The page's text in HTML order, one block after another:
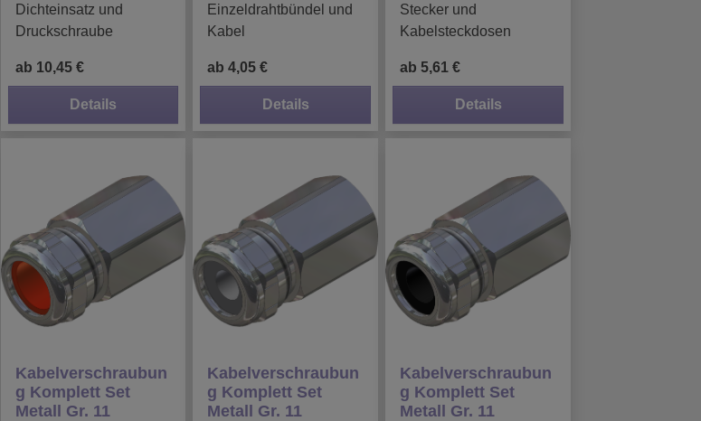
Dichteinsatz und
Druckschraube
ab 10,45 €
Details
Einzeldrahtbündel und
Kabel
ab 4,05 €
Details
Stecker und
Kabelsteckdosen
ab 5,61 €
Details
Kabelverschraubun
g Komplett Set
Metall Gr. 11
Kabelverschraubun
g Komplett Set
Metall Gr. 11
Kabelverschraubun
g Komplett Set
Metall Gr. 11